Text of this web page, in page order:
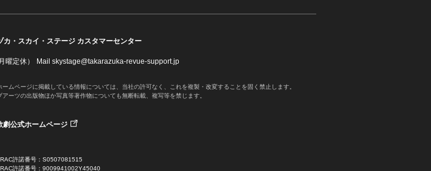
カ・スカイ・ステージ カスタマーセンター
定休） Mail skystage@takarazuka-revue-support.jp
ムページに掲載している情報については、当社の許可なく、これを複製・改変することを固く禁止します。
ーツの出版物ほか写真等著作物についても無断転載、複写等を禁じます。
劇公式ホームページ
許諾番号：S0507081515
許諾番号：9009941002Y45040